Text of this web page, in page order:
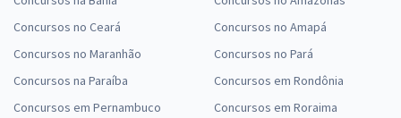
Concursos no Ceará
Concursos no Maranhão
Concursos na Paraíba
Concursos em Pernambuco
Concursos no Amapá
Concursos no Pará
Concursos em Rondônia
Concursos em Roraima